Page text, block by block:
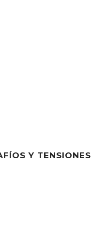
Y TENSIONES